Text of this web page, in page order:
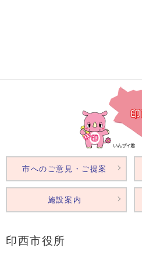
印西市役所
市へのご意見・ご提案
施設案内